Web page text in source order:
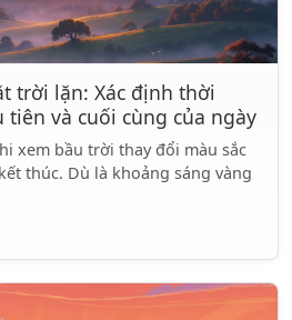
trời lặn: Xác định thời
tiên và cuối cùng của ngày
xem bầu trời thay đổi màu sắc
thúc. Dù là khoảng sáng vàng